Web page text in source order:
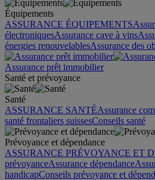
Équipements
ASSURANCE ÉQUIPEMENTS
électroniquesAssurance cave à vins
énergies renouvelablesAssurance des
Assurance prêt immobilier
Santé et prévoyance
Santé
ASSURANCE SANTÉAssurance
santé frontaliers suissesConseils santé
Prévoyance et dépendance
ASSURANCE PRÉVOYANCE ET
prévoyanceAssurance dépendance
handicapConseils prévoyance et